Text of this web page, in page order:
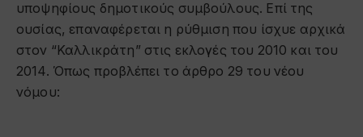
υποψηφίους δημοτικούς συμβούλους. Επί της
ουσίας, επαναφέρεται η ρύθμιση που ίσχυε αρχικά
στον “Καλλικράτη” στις εκλογές του 2010 και του
2014. Όπως προβλέπει το άρθρο 29 του νέου
νόμου: